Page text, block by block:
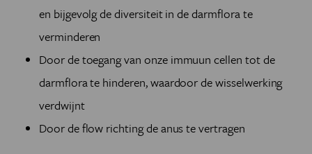
en bijgevolg de diversiteit in de darmflora te
verminderen
Door de toegang van onze immuun cellen tot de
darmflora te hinderen, waardoor de wisselwerking
verdwijnt
Door de flow richting de anus te vertragen